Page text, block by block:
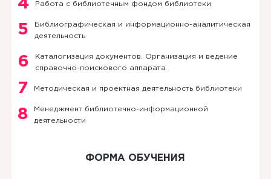
4 Работа с библиотечным фондом библиотеки
5
Библиографическая и информационно-аналитическая
деятельность
6
Каталогизация документов. Организация и ведение
справочно-поискового аппарата
7 Методическая и проектная деятельность библиотеки
8
Менеджмент библиотечно-информационной
деятельности
ФОРМА ОБУЧЕНИЯ